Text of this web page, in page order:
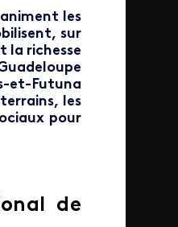
les
sur
la richesse
et-Futuna
les
pour
de